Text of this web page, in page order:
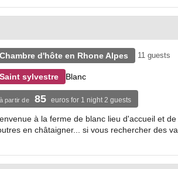
Chambre d'hôte en Rhone Alpes 11 guests
Saint sylvestre Blanc
à partir de 85 euros for 1 night 2 guests
à la ferme de blanc lieu d'accueil et
en châtaigner... si vous rechercher des